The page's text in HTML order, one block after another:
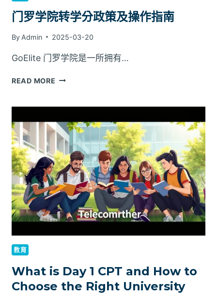
门罗学院转学分政策及操作指南
By Admin 2025-03-20
GoElite 门罗学院是一所拥有…
READ MORE 门
转
学
政
策
及
操
作
指
南
教育
What is Day 1 CPT and How to
Choose the Right University